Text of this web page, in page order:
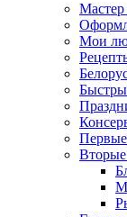
Мастер
Мои